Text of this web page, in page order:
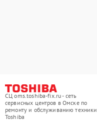
СЦ oms.toshiba-fix.ru - сеть
сервисных центров в Омске по
ремонту и обслуживанию техники
Toshiba